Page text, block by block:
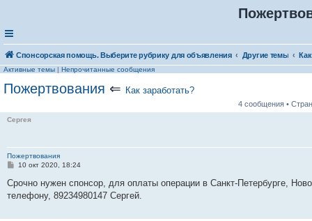
Спонсорская помощь. Выберите рубрику для объявления Другие темы
Активные темы | Непрочитанные сообщения
Пожертвования ⇐ Как заработать?
4 сообщения •
Сергея
Пожертвования
С
о
щ
10 окт 2020, 18:24
Срочно нужен спонсор, для оплаты операции в Санкт-Петербурге,
телефону, 89234980147 Сергей.